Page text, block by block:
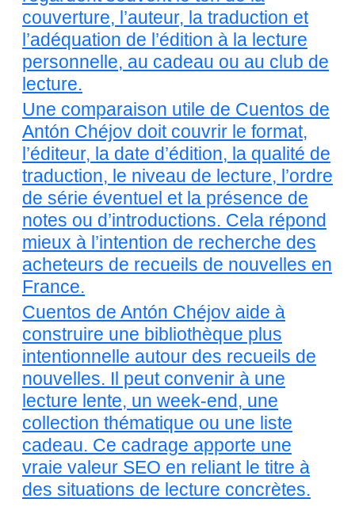
couverture, l’auteur, la traduction et
l’adéquation de l’édition à la lecture
personnelle, au cadeau ou au club de
lecture.
Une comparaison utile de Cuentos de
Antón Chéjov doit couvrir le format,
l’éditeur, la date d’édition, la qualité de
traduction, le niveau de lecture, l’ordre
de série éventuel et la présence de
notes ou d’introductions. Cela répond
mieux à l’intention de recherche des
acheteurs de recueils de nouvelles en
France.
Cuentos de Antón Chéjov aide à
construire une bibliothèque plus
intentionnelle autour des recueils de
nouvelles. Il peut convenir à une
lecture lente, un week-end, une
collection thématique ou une liste
cadeau. Ce cadrage apporte une
vraie valeur SEO en reliant le titre à
des situations de lecture concrètes.